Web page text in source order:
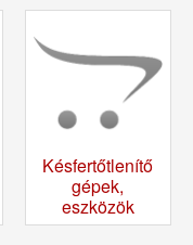
Késfertőtlenítő
gépek,
eszközök